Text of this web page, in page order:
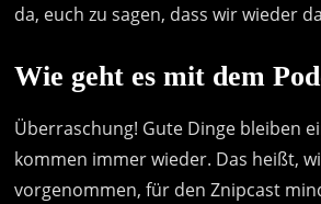
da, euch zu sagen, dass wir wieder
Wie geht es mit dem
Überraschung! Gute Dinge bleiben
kommen immer wieder. Das heißt,
vorgenommen, für den Znipcast